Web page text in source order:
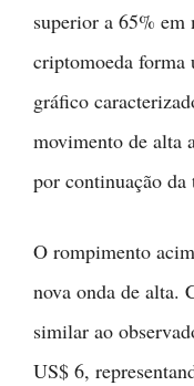
superior a 65% em
criptomoeda forma
gráfico
movimento de alta
por continuação da
O rompimento
nova onda de alta.
similar ao
US$ 6,